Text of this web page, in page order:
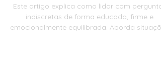
Mady Moreira
25 de mai.
Bem-Estar Familiar